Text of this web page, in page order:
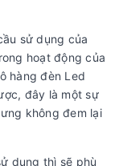
sử dụng của
hoạt động của
hàng đèn Led
đây là một sự
không đem lại
dụng thì sẽ phù